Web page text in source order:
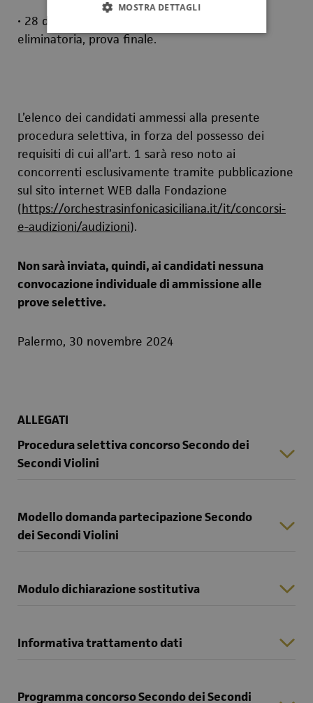
• 28 dicembre 2024, al termine della prova
eliminatoria, prova finale.
L’elenco dei candidati ammessi alla presente
procedura selettiva, in forza del possesso dei
requisiti di cui all’art. 1 sarà reso noto ai
concorrenti esclusivamente tramite pubblicazione
sul sito internet WEB dalla Fondazione
(https://orchestrasinfonicasiciliana.it/it/concorsi-
e-audizioni/audizioni).
Non sarà inviata, quindi, ai candidati nessuna
convocazione individuale di ammissione alle
prove selettive.
Palermo, 30 novembre 2024
ALLEGATI
Procedura selettiva concorso Secondo dei
Secondi Violini
Modello domanda partecipazione Secondo
dei Secondi Violini
Modulo dichiarazione sostitutiva
Informativa trattamento dati
Programma concorso Secondo dei Secondi
MOSTRA DETTAGLI